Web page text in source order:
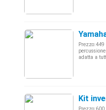
adatta a
Kit